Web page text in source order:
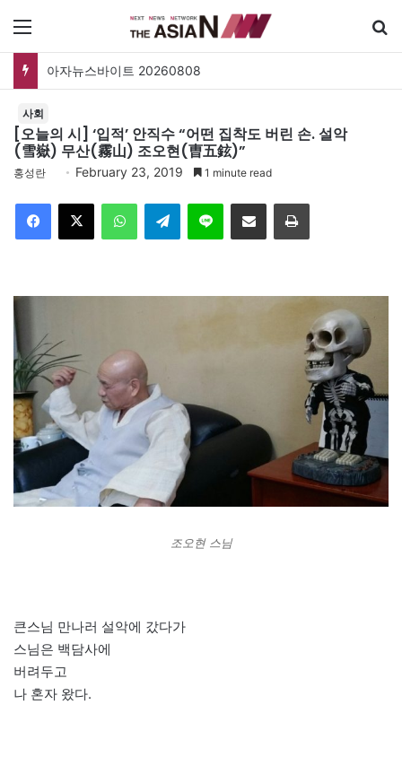
아자뉴스바이트 20260808
사회
[오늘의 시] ‘입적’ 안직수 “어떤 집착도 버린 손. 설악
(雪嶽) 무산(霧山) 조오현(曺五鉉)”
홍성란 February 23, 2019 1 minute read
Telegram 이메일
조오현 스님
큰스님 만나러 설악에 갔다가
스님은 백담사에
버려두고
나 혼자 왔다.